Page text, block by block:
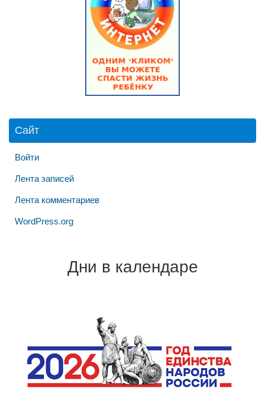
Сайт
Войти
Лента записей
Лента комментариев
WordPress.org
Дни в календаре